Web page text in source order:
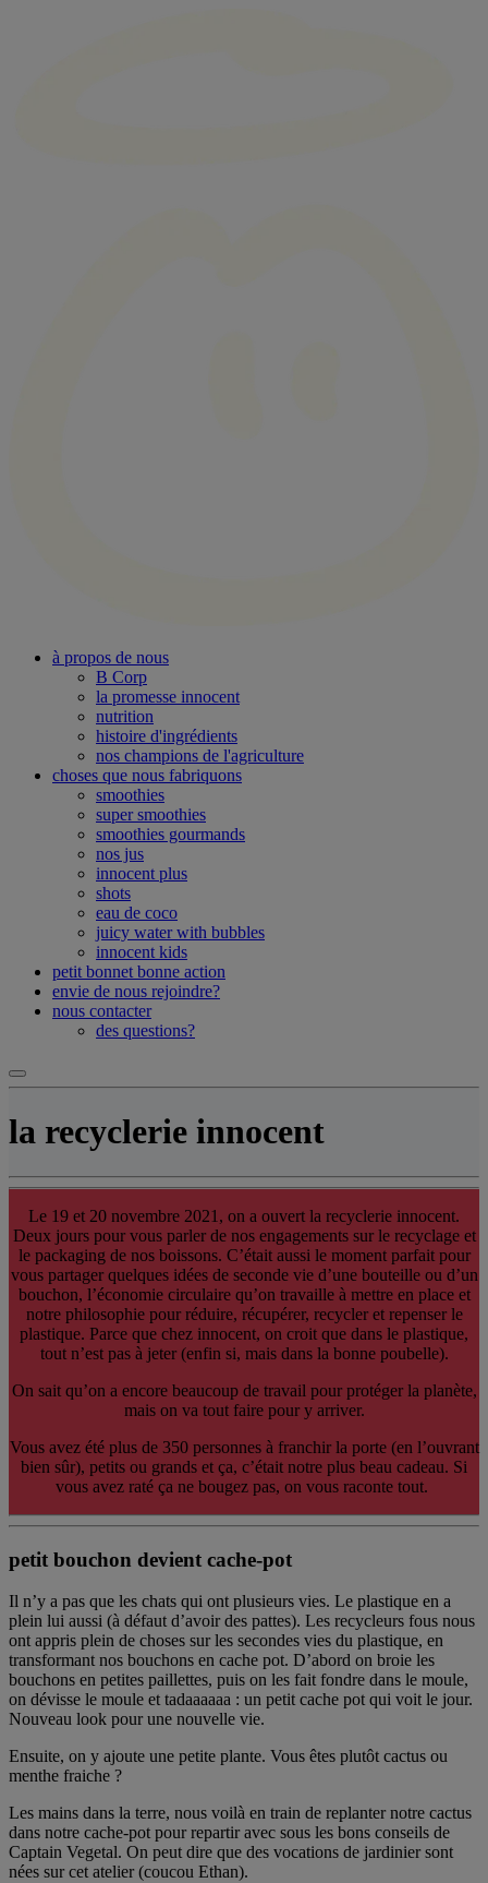
à propos de nous
B Corp
la promesse innocent
nutrition
histoire d'ingrédients
nos champions de l'agriculture
choses que nous fabriquons
smoothies
super smoothies
smoothies gourmands
nos jus
innocent plus
shots
eau de coco
juicy water with bubbles
innocent kids
petit bonnet bonne action
envie de nous rejoindre?
nous contacter
des questions?
la recyclerie innocent
Le 19 et 20 novembre 2021, on a ouvert la recyclerie innocent.
Deux jours pour vous parler de nos engagements sur le recyclage et
le packaging de nos boissons. C’était aussi le moment parfait pour
vous partager quelques idées de seconde vie d’une bouteille ou d’un
bouchon, l’économie circulaire qu’on travaille à mettre en place et
notre philosophie pour réduire, récupérer, recycler et repenser le
plastique. Parce que chez innocent, on croit que dans le plastique,
tout n’est pas à jeter (enfin si, mais dans la bonne poubelle).
On sait qu’on a encore beaucoup de travail pour protéger la planète,
mais on va tout faire pour y arriver.
Vous avez été plus de 350 personnes à franchir la porte (en l’ouvrant
bien sûr), petits ou grands et ça, c’était notre plus beau cadeau. Si
vous avez raté ça ne bougez pas, on vous raconte tout.
petit bouchon devient cache-pot
Il n’y a pas que les chats qui ont plusieurs vies. Le plastique en a
plein lui aussi (à défaut d’avoir des pattes). Les recycleurs fous nous
ont appris plein de choses sur les secondes vies du plastique, en
transformant nos bouchons en cache pot. D’abord on broie les
bouchons en petites paillettes, puis on les fait fondre dans le moule,
on dévisse le moule et tadaaaaaa : un petit cache pot qui voit le jour.
Nouveau look pour une nouvelle vie.
Ensuite, on y ajoute une petite plante. Vous êtes plutôt cactus ou
menthe fraiche ?
Les mains dans la terre, nous voilà en train de replanter notre cactus
dans notre cache-pot pour repartir avec sous les bons conseils de
Captain Vegetal. On peut dire que des vocations de jardinier sont
nées sur cet atelier (coucou Ethan).